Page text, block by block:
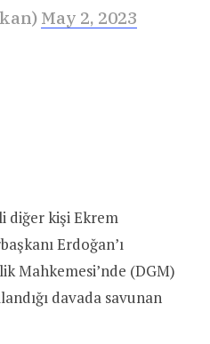
May 2, 2023
diğer kişi Ekrem
Erdoğan’ı
Mahkemesi’nde (DGM)
davada savunan